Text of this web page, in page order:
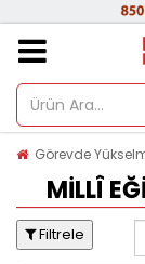
Görevde
MILLÎ
Filtrele